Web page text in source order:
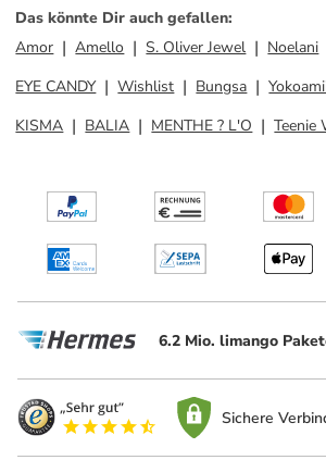
Das könnte Dir auch gefallen:
Amor
Amello S. Oliver Jewel Noelani
EYE CANDY
Wishlist Bungsa
KISMA
BALIA MENTHE ? L'O Teenie
6.2 Mio. limango
Sichere